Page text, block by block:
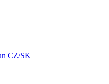
CZ/SK